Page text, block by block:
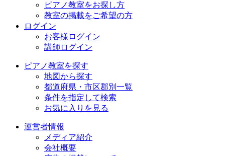
ピアノ教室をお探し方
教室の掲載をご希望の方
ログイン
お客様ログイン
講師ログイン
ピアノ教室を探す
地図から探す
都道府県・市区郡別一覧
条件を指定して検索
お気に入りを見る
運営者情報
メディア紹介
会社概要